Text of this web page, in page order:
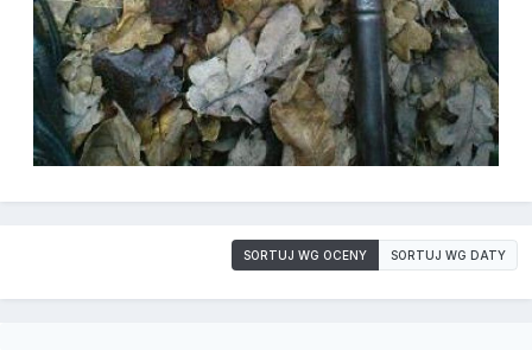
SORTUJ WG OCENY SORTUJ WG DATY